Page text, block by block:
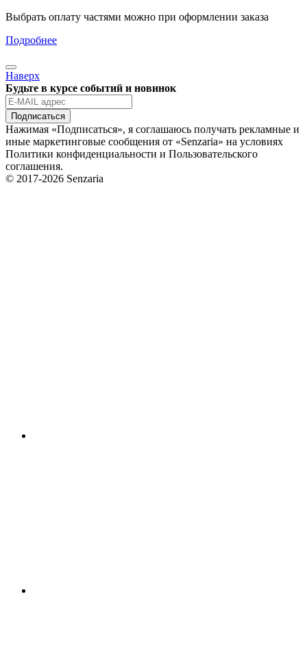
Выбрать оплату частями можно при оформлении заказа
Подробнее
Наверх
Будьте в курсе событий и новинок
Подписаться
Нажимая «Подписаться», я соглашаюсь получать рекламные и
иные маркетинговые сообщения от «Senzaria» на условиях
Политики конфиденциальности и Пользовательского
соглашения.
© 2017-2026 Senzaria